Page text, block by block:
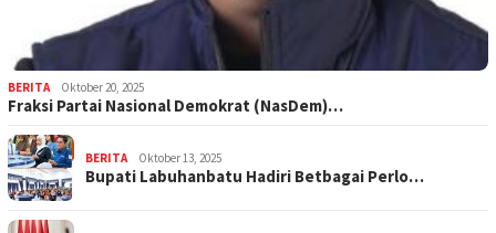
BERITA Oktober 20, 2025
Fraksi Partai Nasional Demokrat (NasDem)…
BERITA Oktober 13, 2025
Bupati Labuhanbatu Hadiri Betbagai Perlo…